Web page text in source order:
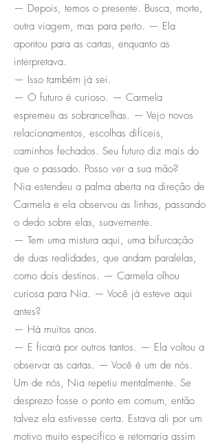
— Depois, temos o presente. Busca, morte,
outra viagem, mas para perto. — Ela
apontou para as cartas, enquanto as
interpretava.
— Isso também já sei.
— O futuro é curioso. — Carmela
espremeu as sobrancelhas. — Vejo novos
relacionamentos, escolhas difíceis,
caminhos fechados. Seu futuro diz mais do
que o passado. Posso ver a sua mão?
Nia estendeu a palma aberta na direção de
Carmela e ela observou as linhas, passando
o dedo sobre elas, suavemente.
— Tem uma mistura aqui, uma bifurcação
de duas realidades, que andam paralelas,
como dois destinos. — Carmela olhou
curiosa para Nia. — Você já esteve aqui
antes?
— Há muitos anos.
— E ficará por outros tantos. — Ela voltou a
observar as cartas. — Você é um de nós.
Um de nós, Nia repetiu mentalmente. Se
desprezo fosse o ponto em comum, então
talvez ela estivesse certa. Estava ali por um
motivo muito específico e retornaria assim